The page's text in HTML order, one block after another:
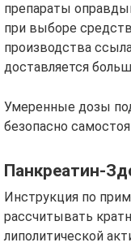
препараты
при выборе
производства
доставляется
Умеренные дозы
безопасно
Панкреатин-
Инструкция по
рассчитывать
липолитической